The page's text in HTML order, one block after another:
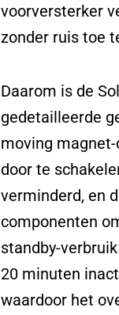
voorversterker
zonder ruis toe
Daarom is de
gedetailleerde
moving
door te
verminderd, en
componenten
standby-
20 minuten
waardoor het